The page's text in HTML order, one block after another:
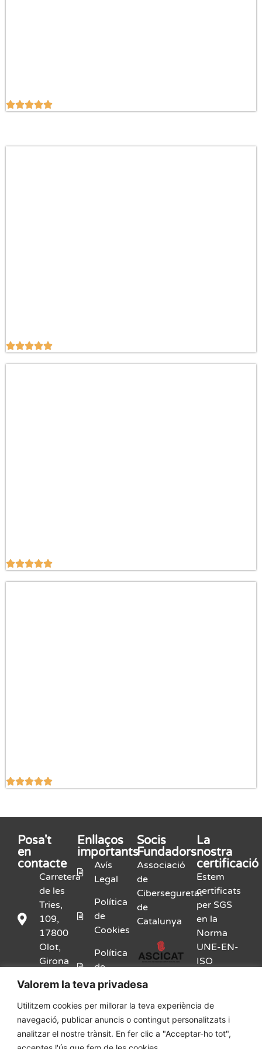
Valorem la teva privadesa
Utilitzem cookies per millorar la teva experiència de
navegació, publicar anuncis o contingut personalitzats i
analitzar el nostre trànsit. En fer clic a "Acceptar-ho tot",




Posa't
en
contacte
Carretera
de les
Tries,
109,
17800
Olot,
Girona
972
46
info@adssl.com
Enllaços
importants
Avís
Legal
Política
de
Cookies
Política
de
Privacitat
Kit
Digital
Canal
Socis
Fundadors
Associació
de
Ciberseguretat
de
Catalunya
La
nostra
certificació
Estem
certificats
per SGS
en la
Norma
UNE-EN-
ISO